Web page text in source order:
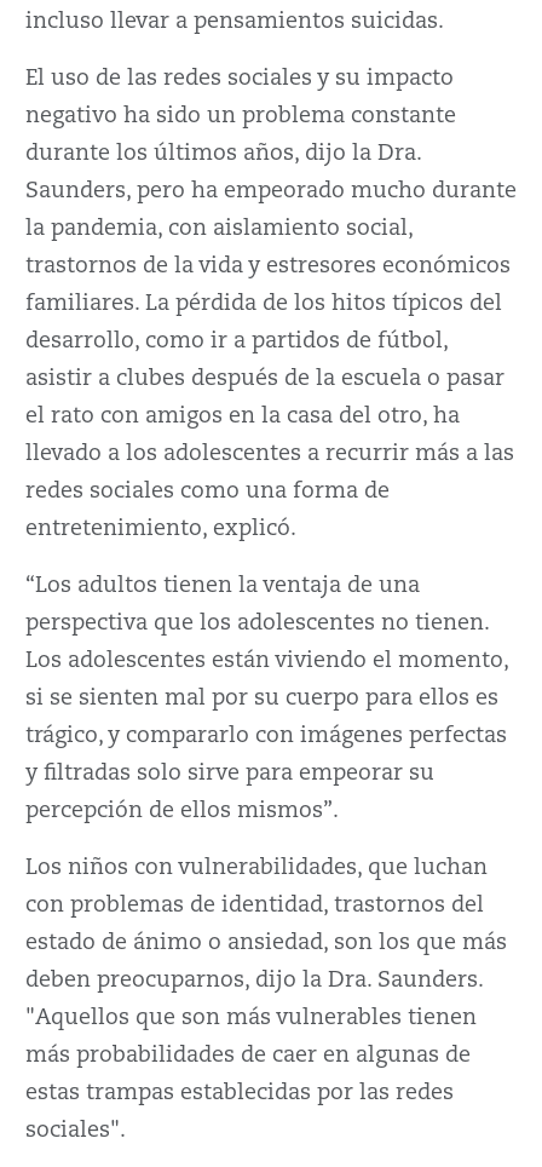
incluso llevar a pensamientos suicidas.
El uso de las redes sociales y su impacto
negativo ha sido un problema constante
durante los últimos años, dijo la Dra.
Saunders, pero ha empeorado mucho durante
la pandemia, con aislamiento social,
trastornos de la vida y estresores económicos
familiares. La pérdida de los hitos típicos del
desarrollo, como ir a partidos de fútbol,
asistir a clubes después de la escuela o pasar
el rato con amigos en la casa del otro, ha
llevado a los adolescentes a recurrir más a las
redes sociales como una forma de
entretenimiento, explicó.
“Los adultos tienen la ventaja de una
perspectiva que los adolescentes no tienen.
Los adolescentes están viviendo el momento,
si se sienten mal por su cuerpo para ellos es
trágico, y compararlo con imágenes perfectas
y filtradas solo sirve para empeorar su
percepción de ellos mismos”.
Los niños con vulnerabilidades, que luchan
con problemas de identidad, trastornos del
estado de ánimo o ansiedad, son los que más
deben preocuparnos, dijo la Dra. Saunders.
"Aquellos que son más vulnerables tienen
más probabilidades de caer en algunas de
estas trampas establecidas por las redes
sociales".